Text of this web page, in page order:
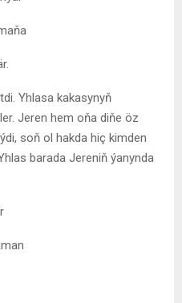
Yhlasa kakasynyň
Jeren hem oňa diňe öz
soň ol hakda hiç kimden
barada Jereniň ýanynda